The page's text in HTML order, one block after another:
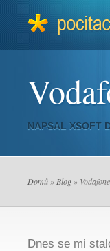
NAPSAL XSOFT
Domů » Blog »
Dnes se mi